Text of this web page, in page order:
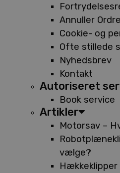
Annuller Ordre
Cookie- og
Ofte stillede
Nyhedsbrev
Kontakt
Autoriseret
Book service
Artikler
Motorsav –
vælge?
Hækkeklipper